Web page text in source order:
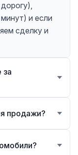
и если
сделку и
за
продажи?